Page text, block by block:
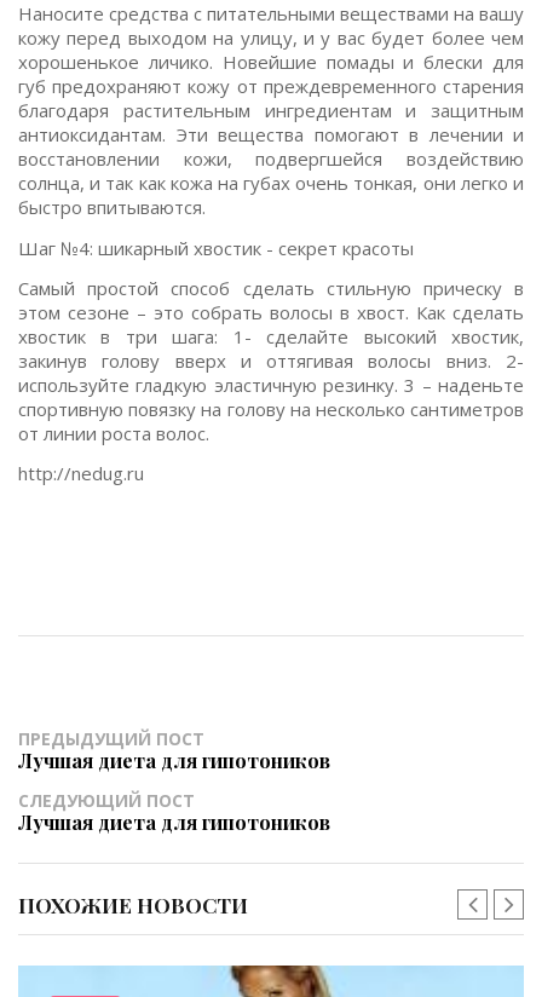
Наносите средства с питательными веществами на вашу
кожу перед выходом на улицу, и у вас будет более чем
хорошенькое личико. Новейшие помады и блески для
губ предохраняют кожу от преждевременного старения
благодаря растительным ингредиентам и защитным
антиоксидантам. Эти вещества помогают в лечении и
восстановлении кожи, подвергшейся воздействию
солнца, и так как кожа на губах очень тонкая, они легко и
быстро впитываются.
Шаг №4: шикарный хвостик - секрет красоты
Самый простой способ сделать стильную прическу в
этом сезоне – это собрать волосы в хвост. Как сделать
хвостик в три шага: 1- сделайте высокий хвостик,
закинув голову вверх и оттягивая волосы вниз. 2-
используйте гладкую эластичную резинку. 3 – наденьте
спортивную повязку на голову на несколько сантиметров
от линии роста волос.
http://nedug.ru
ПРЕДЫДУЩИЙ ПОСТ
Лучшая диета для гипотоников
СЛЕДУЮЩИЙ ПОСТ
Лучшая диета для гипотоников
ПОХОЖИЕ НОВОСТИ